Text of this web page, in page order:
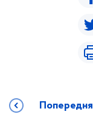
Попередня